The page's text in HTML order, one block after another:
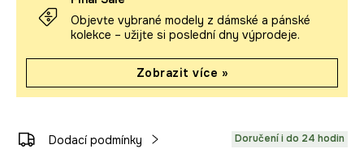
Objevte vybrané modely z dámské a pánské
kolekce – užijte si poslední dny výprodeje.
Zobrazit více »
Dodací podmínky Doručení i do 24 hodin